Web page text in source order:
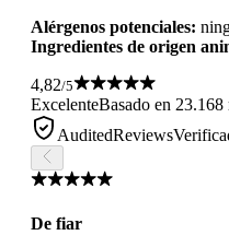
Alérgenos potenciales:
Ingredientes de origen
4,82/5
ExcelenteBasado en 23.168
AuditedReviews
De fiar